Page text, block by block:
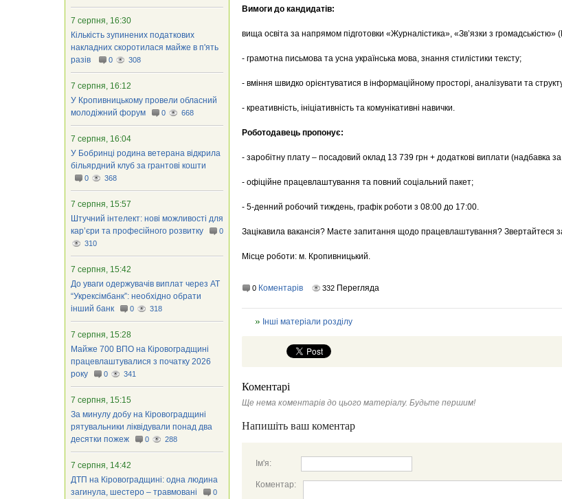
Вимоги до кандидатів:
вища освіта за напрямом підготовки «Журналістика», «Зв’язки з громадськістю»
- грамотна письмова та усна українська мова, знання стилістики тексту;
- вміння швидко орієнтуватися в інформаційному просторі, аналізувати та
- креативність, ініціативність та комунікативні навички.
Роботодавець пропонує:
- заробітну плату – посадовий оклад 13 739 грн + додаткові виплати (надбавка за
- офіційне працевлаштування та повний соціальний пакет;
- 5-денний робочий тиждень, графік роботи з 08:00 до 17:00.
Зацікавила вакансія? Маєте запитання щодо працевлаштування? Звертайтеся
Місце роботи: м. Кропивницький.
0 Коментарів 332 Перегляда
Інші матеріали розділу
Коментарі
Ще нема коментарів до цього матеріалу. Будьте першим!
Напишіть ваш коментар
Ім'я:
Коментар:
7 серпня, 16:30
Кількість зупинених податкових
накладних скоротилася майже в п'ять
разів
0 308
7 серпня, 16:12
У Кропивницькому провели обласний
молодіжний форум
0 668
7 серпня, 16:04
У Бобринці родина ветерана відкрила
більярдний клуб за грантові кошти
0 368
7 серпня, 15:57
Штучний інтелект: нові можливості для
кар’єри та професійного розвитку
0
310
7 серпня, 15:42
До уваги одержувачів виплат через АТ
“Укрексімбанк”: необхідно обрати
інший банк
0 318
7 серпня, 15:28
Майже 700 ВПО на Кіровоградщині
працевлаштувалися з початку 2026
року
0 341
7 серпня, 15:15
За минулу добу на Кіровоградщині
рятувальники ліквідували понад два
десятки пожеж
0 288
7 серпня, 14:42
ДТП на Кіровоградщині: одна людина
загинула, шестеро – травмовані
0